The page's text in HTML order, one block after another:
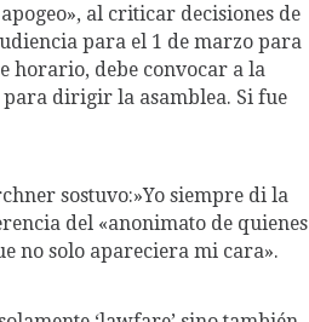
al criticar decisiones de
para el 1 de marzo para
horario, debe convocar a la
para dirigir la asamblea. Si fue
sostuvo:»Yo siempre di la
del «anonimato de quienes
no solo apareciera mi cara».